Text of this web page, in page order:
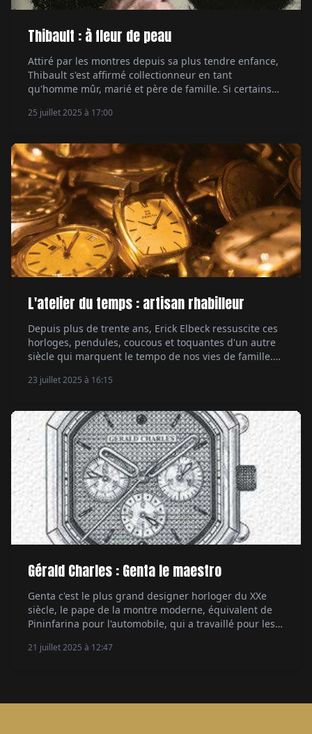
Thibault : à fleur de peau
Attiré par les montres depuis sa plus tendre enfance,
Thibault s'est affirmé collectionneur en tant
qu'homme mûr, marié et père de famille. Si certains
rattrape en faisant preuve de frénésie. Par Hervé
25 juillet 2025 à 17:00
L'atelier du temps : artisan rhabilleur
Depuis plus de trente ans, Erick Elbeck ressuscite ces
horloges, pendules, coucous et toquantes d'un autre
siècle qui marquent le tempo de nos vies de famille.
23 juillet 2025 à 16:15
Gérald Charles : Genta le maestro
Genta c'est le plus grand designer horloger du XXe
siècle, le pape de la montre moderne, équivalent de
Pininfarina pour l'automobile, qui a travaillé pour les
lui. Depuis 25 ans, sa marque Gerald Charles
21 juillet 2025 à 12:47